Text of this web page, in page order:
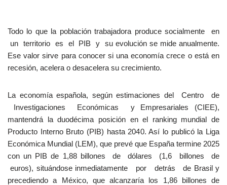
Todo lo que la población trabajadora produce socialmente en
un territorio es el PIB y su evolución se mide anualmente.
Ese valor sirve para conocer si una economía crece o está en
recesión, acelera o desacelera su crecimiento.
La economía española, según estimaciones del Centro de
Investigaciones Económicas y Empresariales (CIEE),
mantendrá la duodécima posición en el ranking mundial de
Producto Interno Bruto (PIB) hasta 2040. Así lo publicó la Liga
Económica Mundial (LEM), que prevé que España termine 2025
con un PIB de 1,88 billones de dólares (1,6 billones de
euros), situándose inmediatamente por detrás de Brasil y
precediendo a México, que alcanzaría los 1,86 billones de